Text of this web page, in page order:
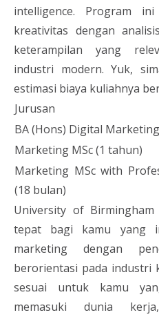
intelligence. Program
kreativitas dengan
keterampilan yang
industri modern. Yuk,
estimasi biaya kuliahnya
Jurusan
BA (Hons) Digital
Marketing MSc (1 tahun)
Marketing MSc with
(18 bulan)
University of
tepat bagi kamu yang
marketing dengan
berorientasi pada industri
sesuai untuk kamu
memasuki dunia